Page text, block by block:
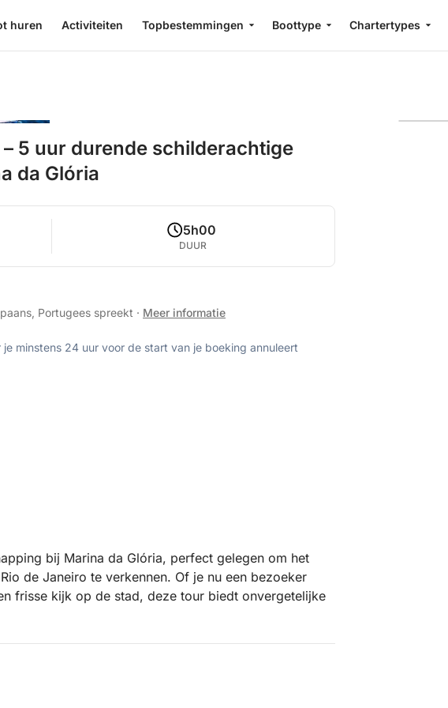
huren Activiteiten Topbestemmingen Boottype Chartertypes
5 uur durende schilderachtige
da Glória
5h00
DUUR
Portugees spreekt · Meer informatie
minstens 24 uur voor de start van je boeking annuleert
bij Marina da Glória, perfect gelegen om het
de Janeiro te verkennen. Of je nu een bezoeker
frisse kijk op de stad, deze tour biedt onvergetelijke
water waar je voor anker kunt gaan, kunt
natuur. Met vers water en ijs aan boord, kun je je